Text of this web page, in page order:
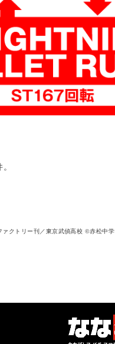
クトリー刊／東京武偵高校 ©赤松中学